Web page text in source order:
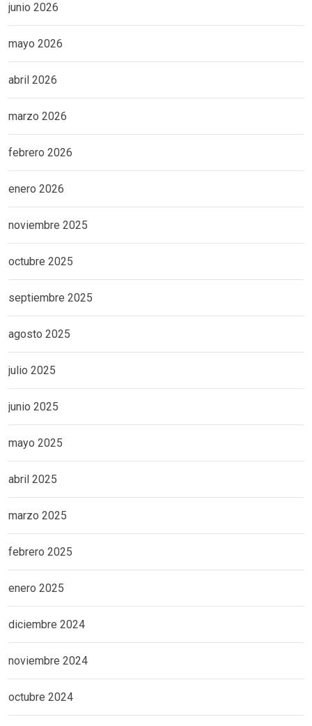
junio 2026
mayo 2026
abril 2026
marzo 2026
febrero 2026
enero 2026
noviembre 2025
octubre 2025
septiembre 2025
agosto 2025
julio 2025
junio 2025
mayo 2025
abril 2025
marzo 2025
febrero 2025
enero 2025
diciembre 2024
noviembre 2024
octubre 2024